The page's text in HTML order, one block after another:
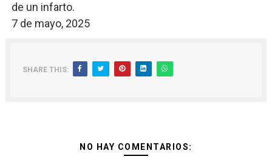
de un infarto.
7 de mayo, 2025
SHARE THIS:
NO HAY COMENTARIOS: